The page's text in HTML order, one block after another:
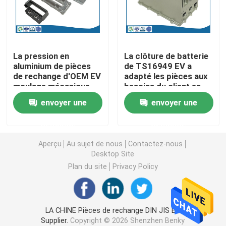
Pièces de rotation de commande numérique par
Pièces de fraisage de commande numérique par
Clôtures électroniques faites sur commande
Moulages par injection en plastique
la lingotière de moulage mécanique sous pression
Les pièces d'auto de moulage mécanique sous
La pression en
aluminium de pièces
de rechange d'OEM EV
moulage mécanique
sous pression
renversant le radar
envoyer une
La clôture de batterie
de TS16949 EV a
adapté les pièces aux
besoins du client en
aluminium moulage
mécanique sous
pression
envoyer une
Aperçu Au sujet de nous
Contactez-nous
Desktop Site
Plan du site
Privacy Policy
LA CHINE Pièces de rechange DIN JIS EV
Supplier. Copyright © 2026 Shenzhen Benky